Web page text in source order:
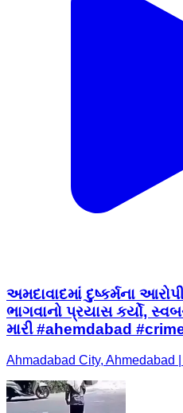
અમદાવાદમાં દુષ્કર્મના
ભાગવાનો પ્રયાસ કર્યો,
મારી #ahemdabad
Ahmadabad City, Ahmedabad